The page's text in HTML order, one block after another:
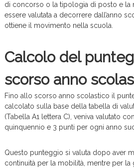
di concorso o la tipologia di posto e la
essere valutata a decorrere dall’anno
ottiene il movimento nella scuola.
Calcolo del
scorso anno
Fino allo scorso anno scolastico il
calcolato sulla base della tabella di
(Tabella A1 lettera C), veniva valutato
quinquennio e 3 punti per ogni anno
Questo punteggio si valuta dopo aver
continuità per la mobilità, mentre per la